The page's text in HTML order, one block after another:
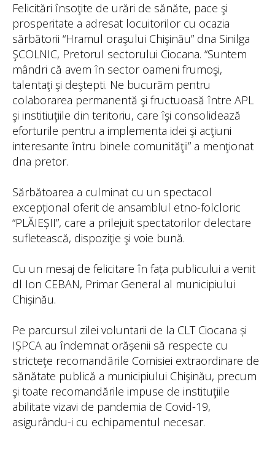
Felicitări însoţite de urări de sănăte, pace şi
prosperitate a adresat locuitorilor cu ocazia
sărbătorii “Hramul oraşului Chişinău” dna Sinilga
ŞCOLNIC, Pretorul sectorului Ciocana. “Suntem
mândri că avem în sector oameni frumoşi,
talentaţi şi deştepti. Ne bucurăm pentru
colaborarea permanentă şi fructuoasă între APL
şi institiuţiile din teritoriu, care îşi consolidează
eforturile pentru a implementa idei şi acţiuni
interesante întru binele comunităţii” a menţionat
dna pretor.
Sărbătoarea a culminat cu un spectacol
excepțional oferit de ansamblul etno-folcloric
“PLĂIEȘII”, care a prilejuit spectatorilor delectare
sufletească, dispoziţie şi voie bună.
Cu un mesaj de felicitare în fața publicului a venit
dl Ion CEBAN, Primar General al municipiului
Chișinău.
Pe parcursul zilei voluntarii de la CLT Ciocana și
IȘPCA au îndemnat orășenii să respecte cu
stricteţe recomandările Comisiei extraordinare de
sănătate publică a municipiului Chişinău, precum
şi toate recomandările impuse de instituţiile
abilitate vizavi de pandemia de Covid-19,
asigurându-i cu echipamentul necesar.